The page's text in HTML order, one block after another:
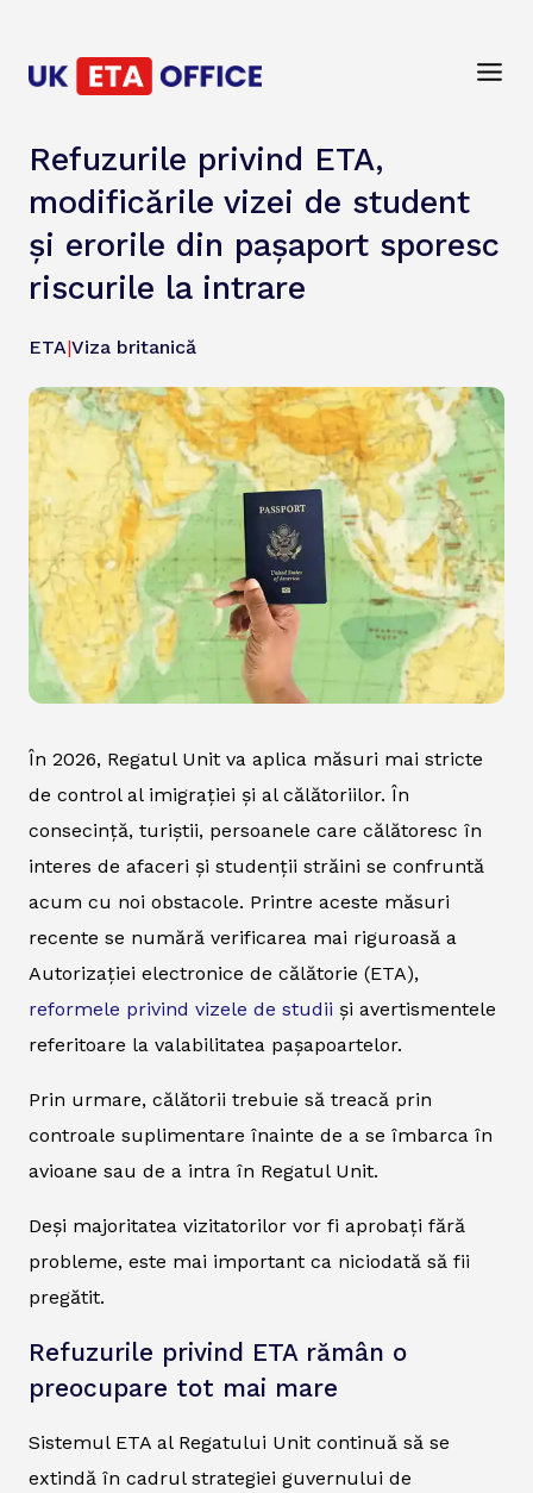
Refuzurile privind ETA,
modificările vizei de student
și erorile din pașaport sporesc
riscurile la intrare
ETA|Viza britanică
În 2026, Regatul Unit va aplica măsuri mai stricte
de control al imigrației și al călătoriilor. În
consecință, turiștii, persoanele care călătoresc în
interes de afaceri și studenții străini se confruntă
acum cu noi obstacole. Printre aceste măsuri
recente se numără verificarea mai riguroasă a
Autorizației electronice de călătorie (ETA),
reformele privind vizele de studii și avertismentele
referitoare la valabilitatea pașapoartelor.
Prin urmare, călătorii trebuie să treacă prin
controale suplimentare înainte de a se îmbarca în
avioane sau de a intra în Regatul Unit.
Deși majoritatea vizitatorilor vor fi aprobați fără
probleme, este mai important ca niciodată să fii
pregătit.
Refuzurile privind ETA rămân o
preocupare tot mai mare
Sistemul ETA al Regatului Unit continuă să se
extindă în cadrul strategiei guvernului de